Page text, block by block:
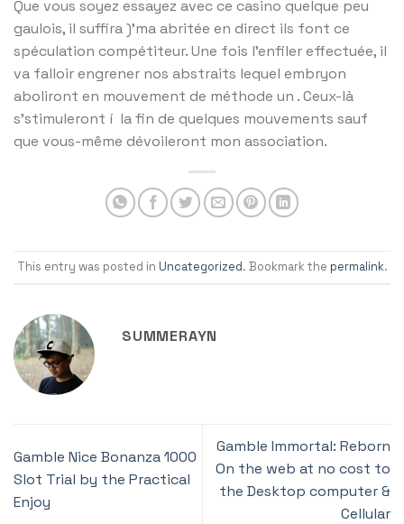
Que vous soyez essayez avec ce casino quelque peu
gaulois, il suffira )’ma abritée en direct ils font ce
spéculation compétiteur. Une fois l’enfiler effectuée, il
va falloir engrener nos abstraits lequel embryon
aboliront en mouvement de méthode un . Ceux-là
s’stimuleront í la fin de quelques mouvements sauf
que vous-même dévoileront mon association.
This entry was posted in Uncategorized. Bookmark the permalink.
SUMMERAYN
Gamble Nice Bonanza 1000
Slot Trial by the Practical
Enjoy
Gamble Immortal: Reborn
On the web at no cost to
the Desktop computer &
Cellular